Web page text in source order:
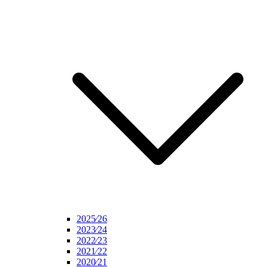
2025⁄26
2023⁄24
2022⁄23
2021⁄22
2020⁄21